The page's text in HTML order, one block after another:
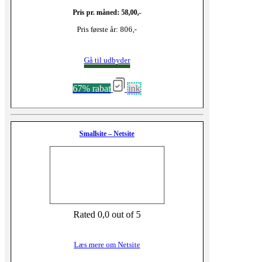
Pris pr. måned: 58,00,-
Pris første år: 806,-
Gå til udbyder
67% rabat ink
Smallsite – Netsite
Rated 0,0 out of 5
Læs mere om Netsite